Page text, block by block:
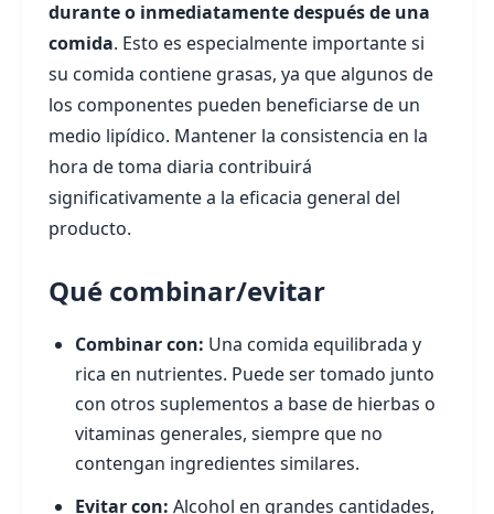
durante o inmediatamente después de una
comida. Esto es especialmente importante si
su comida contiene grasas, ya que algunos de
los componentes pueden beneficiarse de un
medio lipídico. Mantener la consistencia en la
hora de toma diaria contribuirá
significativamente a la eficacia general del
producto.
Qué combinar/evitar
Combinar con: Una comida equilibrada y
rica en nutrientes. Puede ser tomado junto
con otros suplementos a base de hierbas o
vitaminas generales, siempre que no
contengan ingredientes similares.
Evitar con: Alcohol en grandes cantidades,